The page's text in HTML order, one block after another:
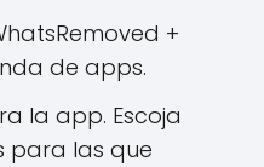
+
de apps.
la app. Escoja
para las que